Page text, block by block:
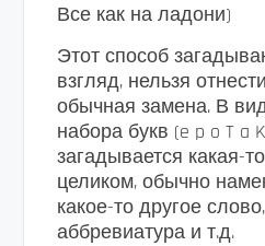
Все как на ладони)
Этот способ
взгляд, нельзя
обычная замена. В
набора букв (e p o T a
загадывается какая-
целиком, обычно
какое-то другое
аббревиатура и т.д.